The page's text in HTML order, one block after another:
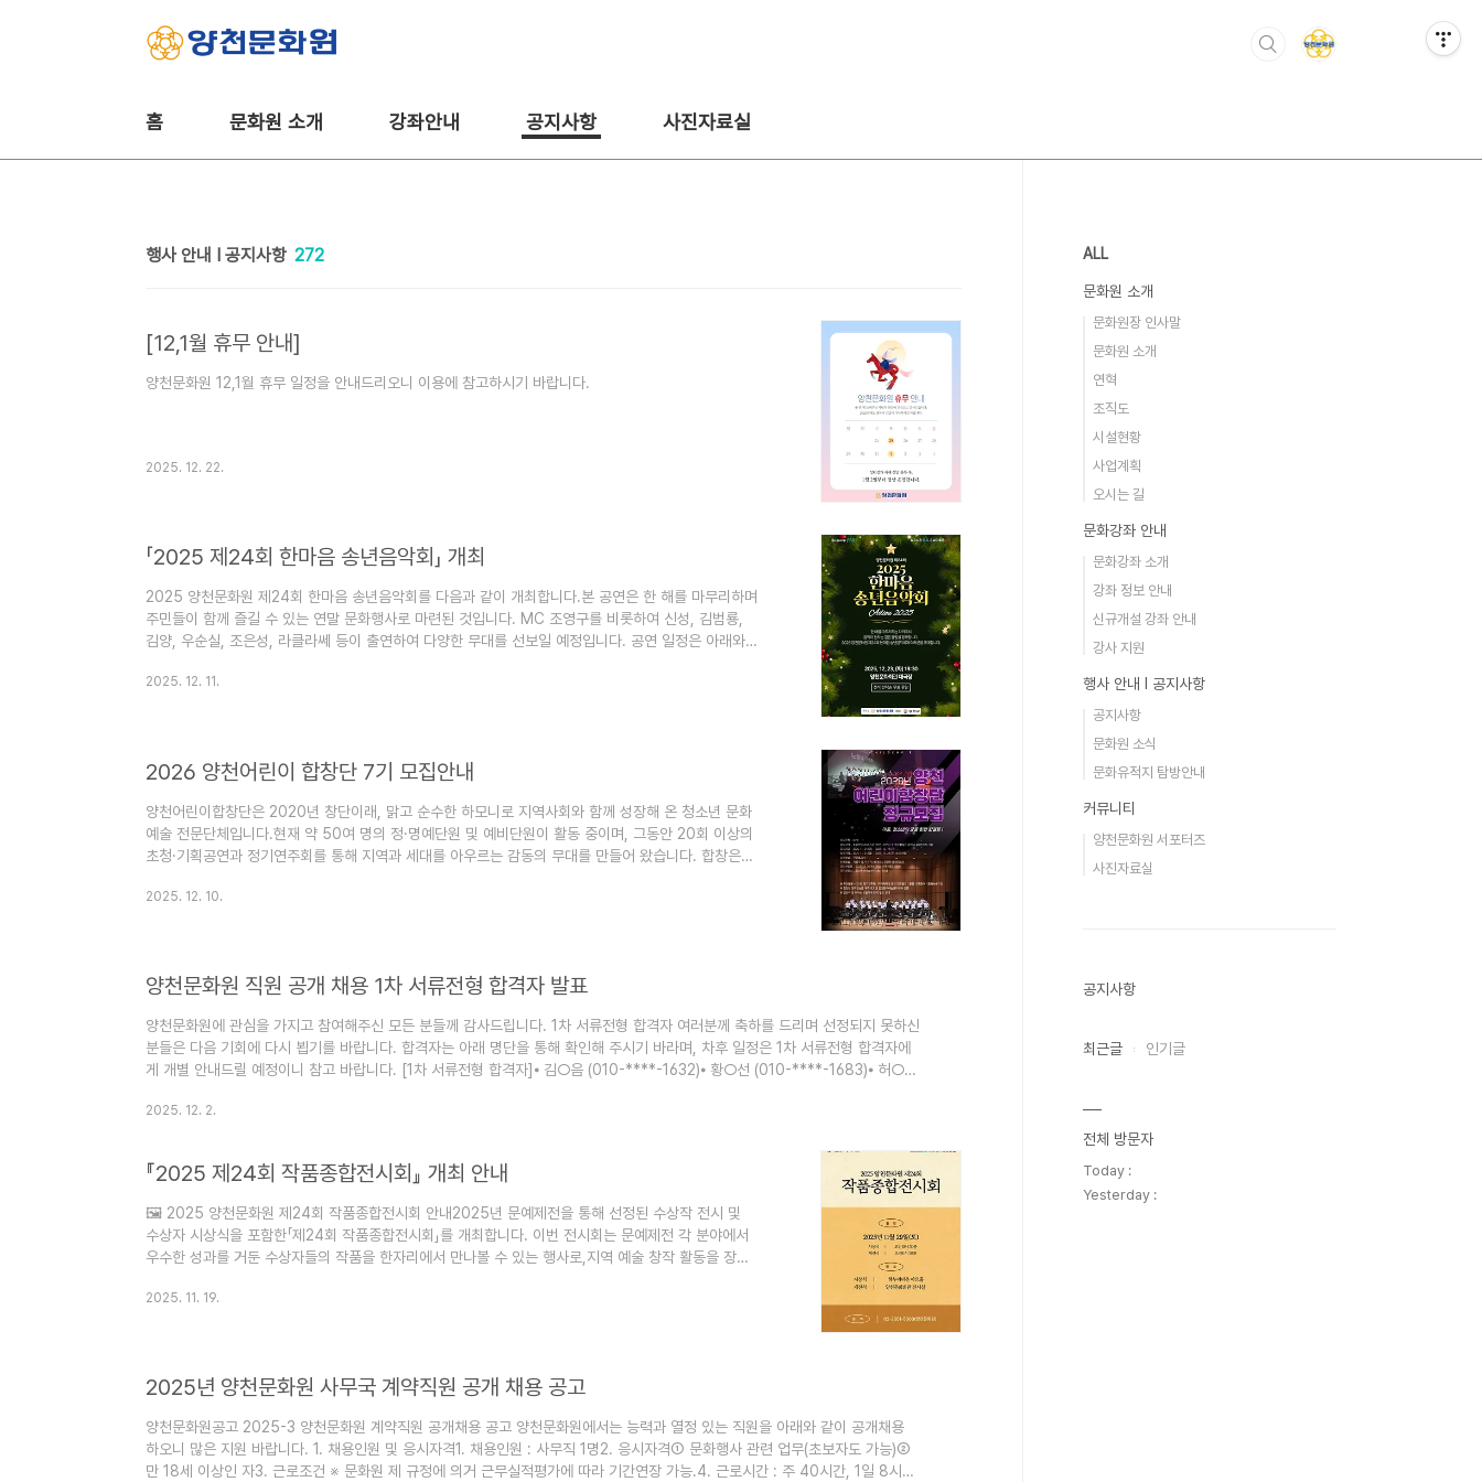
홈 문화원 소개 강좌안내 공지사항 사진자료실
행사 안내 Ι 공지사항 272
[12,1월 휴무 안내]
양천문화원 12,1월 휴무 일정을 안내드리오니 이용에 참고하시기 바랍니다.
2025. 12. 22.
「2025 제24회 한마음 송년음악회」 개최
2025 양천문화원 제24회 한마음 송년음악회를 다음과 같이 개최합니다.본 공연은 한 해를 마무리하며
주민들이 함께 즐길 수 있는 연말 문화행사로 마련된 것입니다. MC 조영구를 비롯하여 신성, 김범룡,
김양, 우순실, 조은성, 라클라쎄 등이 출연하여 다양한 무대를 선보일 예정입니다. 공연 일정은 아래와
신성, 김범룡, 김양, 우순실, 조은성, 라클라쎄○ 관 람 : 전석 선착순 무료 입장 많은 관심과 참여를 바
2025. 12. 11.
2026 양천어린이 합창단 7기 모집안내
양천어린이합창단은 2020년 창단이래, 맑고 순수한 하모니로 지역사회와 함께 성장해 온 청소년 문화
예술 전문단체입니다.현재 약 50여 명의 정·명예단원 및 예비단원이 활동 중이며, 그동안 20회 이상의
초청·기획공연과 정기연주회를 통해 지역과 세대를 아우르는 감동의 무대를 만들어 왔습니다. 합창은
순한 음악활동을 넘어, 공동체 안에서 함께 성장하는 인성예술교육 모델로 발전하고 있습니다. 2025년
2025. 12. 10.
양천문화원 직원 공개 채용 1차 서류전형 합격자 발표
양천문화원에 관심을 가지고 참여해주신 모든 분들께 감사드립니다. 1차 서류전형 합격자 여러분께 축하를 드리며 선정되지 못하신
분들은 다음 기회에 다시 뵙기를 바랍니다. 합격자는 아래 명단을 통해 확인해 주시기 바라며, 차후 일정은 1차 서류전형 합격자에
게 개별 안내드릴 예정이니 참고 바랍니다. [1차 서류전형 합격자]⦁ 김○음 (010-****-1632)⦁ 황○선 (010-****-1683)⦁ 허○언
2025. 12. 3(수) 14:00~
2025. 12. 2.
『2025 제24회 작품종합전시회』 개최 안내
🖼️ 2025 양천문화원 제24회 작품종합전시회 안내2025년 문예제전을 통해 선정된 수상작 전시 및
수상자 시상식을 포함한「제24회 작품종합전시회」를 개최합니다. 이번 전시회는 문예제전 각 분야에서
우수한 성과를 거둔 수상자들의 작품을 한자리에서 만나볼 수 있는 행사로,지역 예술 창작 활동을 장려
한자리에서 만나볼 수 있는 전시로,수상작들의 창작 가치와 예술적 깊이를 경험할 수 있는 소중한 시간
2025. 11. 19.
2025년 양천문화원 사무국 계약직원 공개 채용 공고
양천문화원공고 2025-3 양천문화원 계약직원 공개채용 공고 양천문화원에서는 능력과 열정 있는 직원을 아래와 같이 공개채용
하오니 많은 지원 바랍니다. 1. 채용인원 및 응시자격1. 채용인원 : 사무직 1명2. 응시자격① 문화행사 관련 업무(초보자도 가능)②
만 18세 이상인 자3. 근로조건 ※ 문화원 제 규정에 의거 근무실적평가에 따라 기간연장 가능.4. 근로시간 : 주 40시간, 1일 8시간
ALL
문화원 소개
문화원장 인사말
문화원 소개
연혁
조직도
시설현황
사업계획
오시는 길
문화강좌 안내
문화강좌 소개
강좌 정보 안내
신규개설 강좌 안내
강사 지원
행사 안내 Ι 공지사항
공지사항
문화원 소식
문화유적지 탐방안내
커뮤니티
양천문화원 서포터즈
사진자료실
공지사항
최근글 인기글
전체 방문자
Today :
Yesterday :